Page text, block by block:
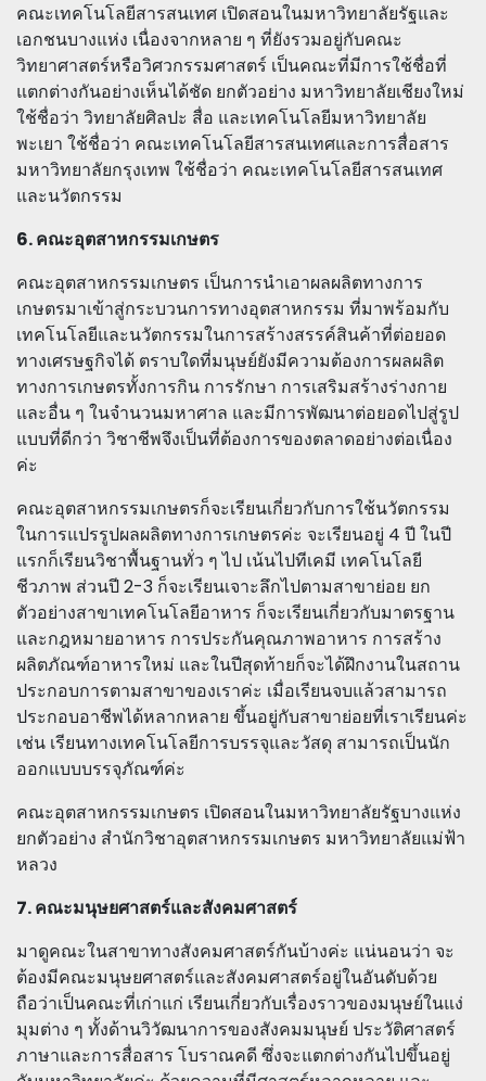
คณะเทคโนโลยีสารสนเทศ เปิดสอนในมหาวิทยาลัยรัฐและ
เอกชนบางแห่ง เนื่องจากหลาย ๆ ที่ยังรวมอยู่กับคณะ
วิทยาศาสตร์หรือวิศวกรรมศาสตร์ เป็นคณะที่มีการใช้ชื่อที่
แตกต่างกันอย่างเห็นได้ชัด ยกตัวอย่าง มหาวิทยาลัยเชียงใหม่
ใช้ชื่อว่า วิทยาลัยศิลปะ สื่อ และเทคโนโลยีมหาวิทยาลัย
พะเยา ใช้ชื่อว่า คณะเทคโนโลยีสารสนเทศและการสื่อสาร
มหาวิทยาลัยกรุงเทพ ใช้ชื่อว่า คณะเทคโนโลยีสารสนเทศ
และนวัตกรรม
6. คณะอุตสาหกรรมเกษตร
คณะอุตสาหกรรมเกษตร เป็นการนำเอาผลผลิตทางการ
เกษตรมาเข้าสู่กระบวนการทางอุตสาหกรรม ที่มาพร้อมกับ
เทคโนโลยีและนวัตกรรมในการสร้างสรรค์สินค้าที่ต่อยอด
ทางเศรษฐกิจได้ ตราบใดที่มนุษย์ยังมีความต้องการผลผลิต
ทางการเกษตรทั้งการกิน การรักษา การเสริมสร้างร่างกาย
และอื่น ๆ ในจำนวนมหาศาล และมีการพัฒนาต่อยอดไปสู่รูป
แบบที่ดีกว่า วิชาชีพจึงเป็นที่ต้องการของตลาดอย่างต่อเนื่อง
ค่ะ
คณะอุตสาหกรรมเกษตรก็จะเรียนเกี่ยวกับการใช้นวัตกรรม
ในการแปรรูปผลผลิตทางการเกษตรค่ะ จะเรียนอยู่ 4 ปี ในปี
แรกก็เรียนวิชาพื้นฐานทั่ว ๆ ไป เน้นไปทีเคมี เทคโนโลยี
ชีวภาพ ส่วนปี 2-3 ก็จะเรียนเจาะลึกไปตามสาขาย่อย ยก
ตัวอย่างสาขาเทคโนโลยีอาหาร ก็จะเรียนเกี่ยวกับมาตรฐาน
และกฎหมายอาหาร การประกันคุณภาพอาหาร การสร้าง
ผลิตภัณฑ์อาหารใหม่ และในปีสุดท้ายก็จะได้ฝึกงานในสถาน
ประกอบการตามสาขาของเราค่ะ เมื่อเรียนจบแล้วสามารถ
ประกอบอาชีพได้หลากหลาย ขึ้นอยู่กับสาขาย่อยที่เราเรียนค่ะ
เช่น เรียนทางเทคโนโลยีการบรรจุและวัสดุ สามารถเป็นนัก
ออกแบบบรรจุภัณฑ์ค่ะ
คณะอุตสาหกรรมเกษตร เปิดสอนในมหาวิทยาลัยรัฐบางแห่ง
ยกตัวอย่าง สำนักวิชาอุตสาหกรรมเกษตร มหาวิทยาลัยแม่ฟ้า
หลวง
7. คณะมนุษยศาสตร์และสังคมศาสตร์
มาดูคณะในสาขาทางสังคมศาสตร์กันบ้างค่ะ แน่นอนว่า จะ
ต้องมีคณะมนุษยศาสตร์และสังคมศาสตร์อยู่ในอันดับด้วย
ถือว่าเป็นคณะที่เก่าแก่ เรียนเกี่ยวกับเรื่องราวของมนุษย์ในแง่
มุมต่าง ๆ ทั้งด้านวิวัฒนาการของสังคมมนุษย์ ประวัติศาสตร์
ภาษาและการสื่อสาร โบราณคดี ซึ่งจะแตกต่างกันไปขึ้นอยู่